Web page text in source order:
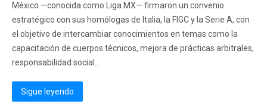
México —conocida como Liga MX— firmaron un convenio
estratégico con sus homólogas de Italia, la FIGC y la Serie A, con
el objetivo de intercambiar conocimientos en temas como la
capacitación de cuerpos técnicos, mejora de prácticas arbitrales,
responsabilidad social...
Sigue leyendo